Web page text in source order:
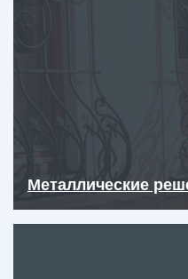
Металлические